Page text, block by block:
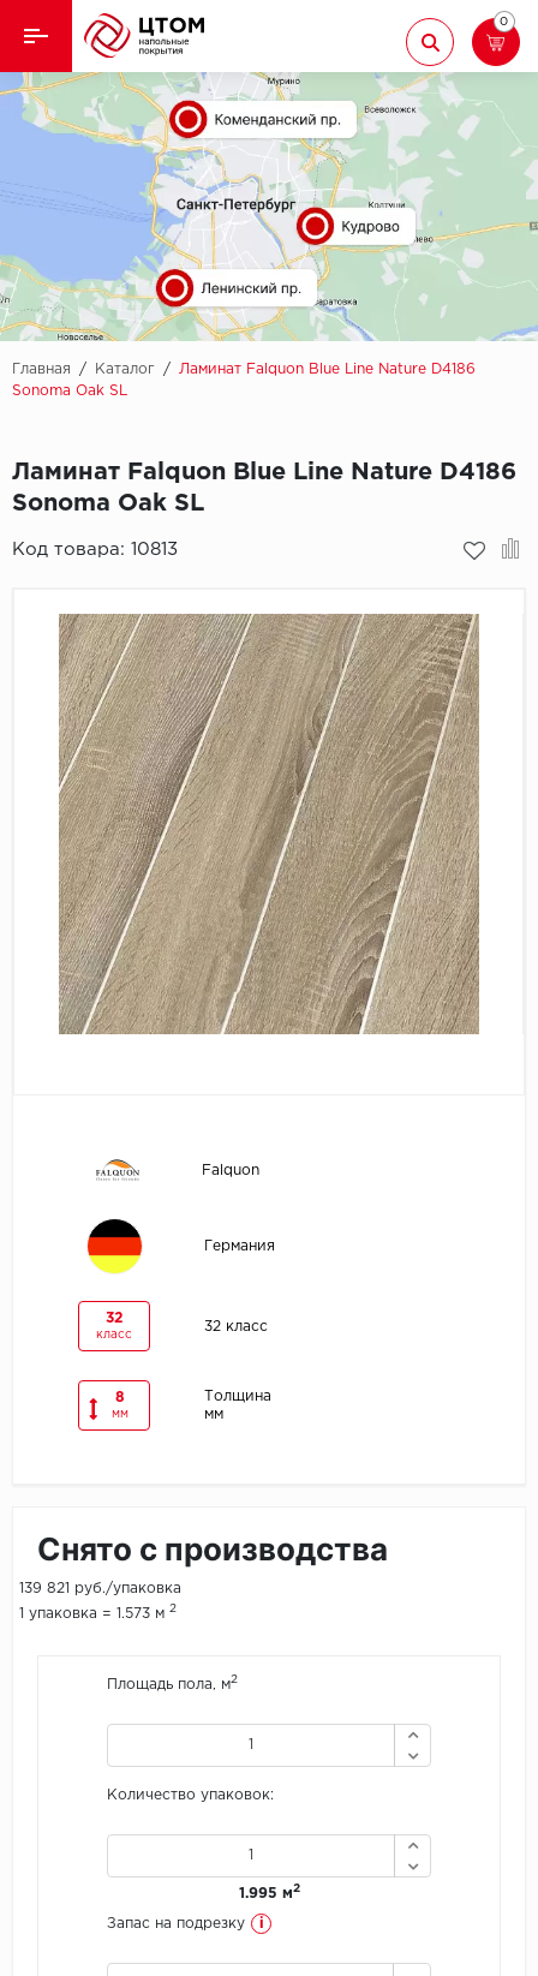
Назад
Кварцвиниловая плитка
Назад
Aberhof
Adelar
Alfa
AllureFloor
Alpine floor
Arbiton
Bonkeel
Classen
CorkArt Vinyl
CronaFloor
Damy Floor
Decoria
Dolce Flooring
ECO Parquet
Forbo Allura Click
Jinan PDM
KDF
Ламинат
Ковролин
Линолеум
Паркет
Плинтус
0
Главная / Каталог /
Ламинат Falquon Blue Line Nature D4186
Sonoma Oak SL
Ламинат Falquon Blue Line Nature D4186
Sonoma Oak SL
Код товара: 10813
Falquon
Германия
32
класс
32 класс
8
мм
Толщина
мм
Снято с производства
139 821 руб./упаковка
1 упаковка = 1.573 м 2
Площадь пола, м2
Количество упаковок:
1.995 м2
Запас на подрезку i